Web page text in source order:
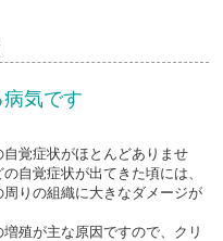
気です
覚症状がほとんどありませ
自覚症状が出てきた頃には、
りの組織に大きなダメージが
殖が主な原因ですので、クリ